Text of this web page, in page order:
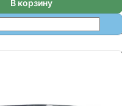
В корзину